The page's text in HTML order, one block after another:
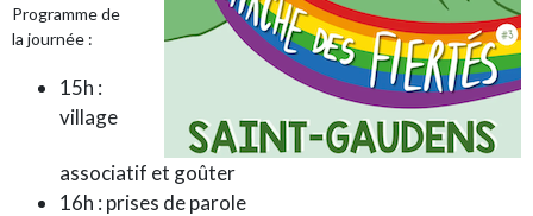
Programme de
la journée :
15h :
village
associatif et goûter
16h : prises de parole